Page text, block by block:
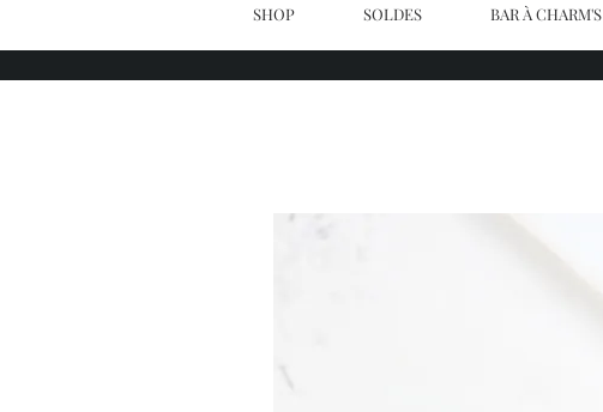
SHOP SOLDES BAR À CHARM'S